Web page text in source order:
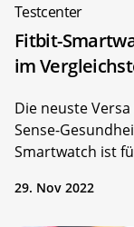
Testcenter
Fitbit-
im
Die neuste
Sense-
Smartwatch ist
29. Nov 2022